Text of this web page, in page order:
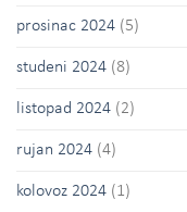
prosinac 2024 (5)
studeni 2024 (8)
listopad 2024 (2)
rujan 2024 (4)
kolovoz 2024 (1)